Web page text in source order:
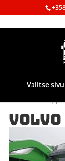
Valitse sivu